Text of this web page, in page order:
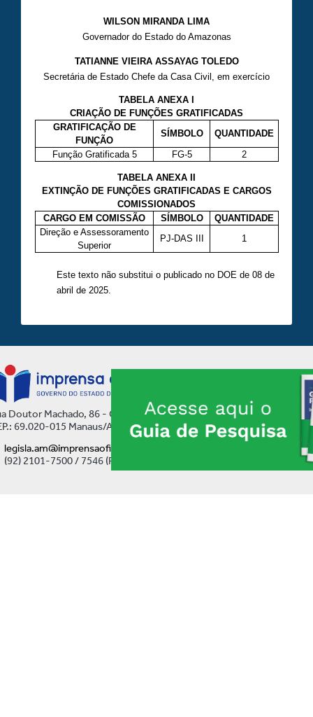
WILSON MIRANDA LIMA
Governador do Estado do Amazonas
TATIANNE VIEIRA ASSAYAG TOLEDO
Secretária de Estado Chefe da Casa Civil, em exercício
TABELA ANEXA I
CRIAÇÃO DE FUNÇÕES GRATIFICADAS
GRATIFICAÇÃO DE
FUNÇÃO
SÍMBOLO
QUANTIDADE
Função Gratificada 5
FG-5 2
TABELA ANEXA II
EXTINÇÃO DE FUNÇÕES GRATIFICADAS E CARGOS
COMISSIONADOS
CARGO EM COMISSÃO
SÍMBOLO
QUANTIDADE
Direção e Assessoramento
Superior
PJ-DAS III 1
Este texto não substitui o publicado no DOE de 08 de
abril de 2025.
Doutor Machado, 86 - Centro
69.020-015 Manaus/AM
legisla.am@imprensaoficial.am.gov.br
(92) 2101-7500 / 7546 (Ramal)